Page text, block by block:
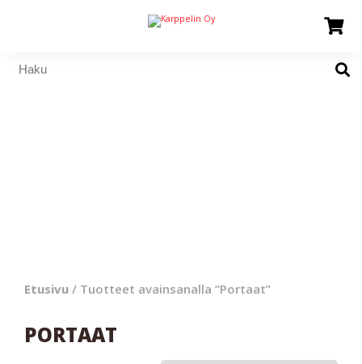
Etusivu / Tuotteet avainsanalla “Portaat”
PORTAAT